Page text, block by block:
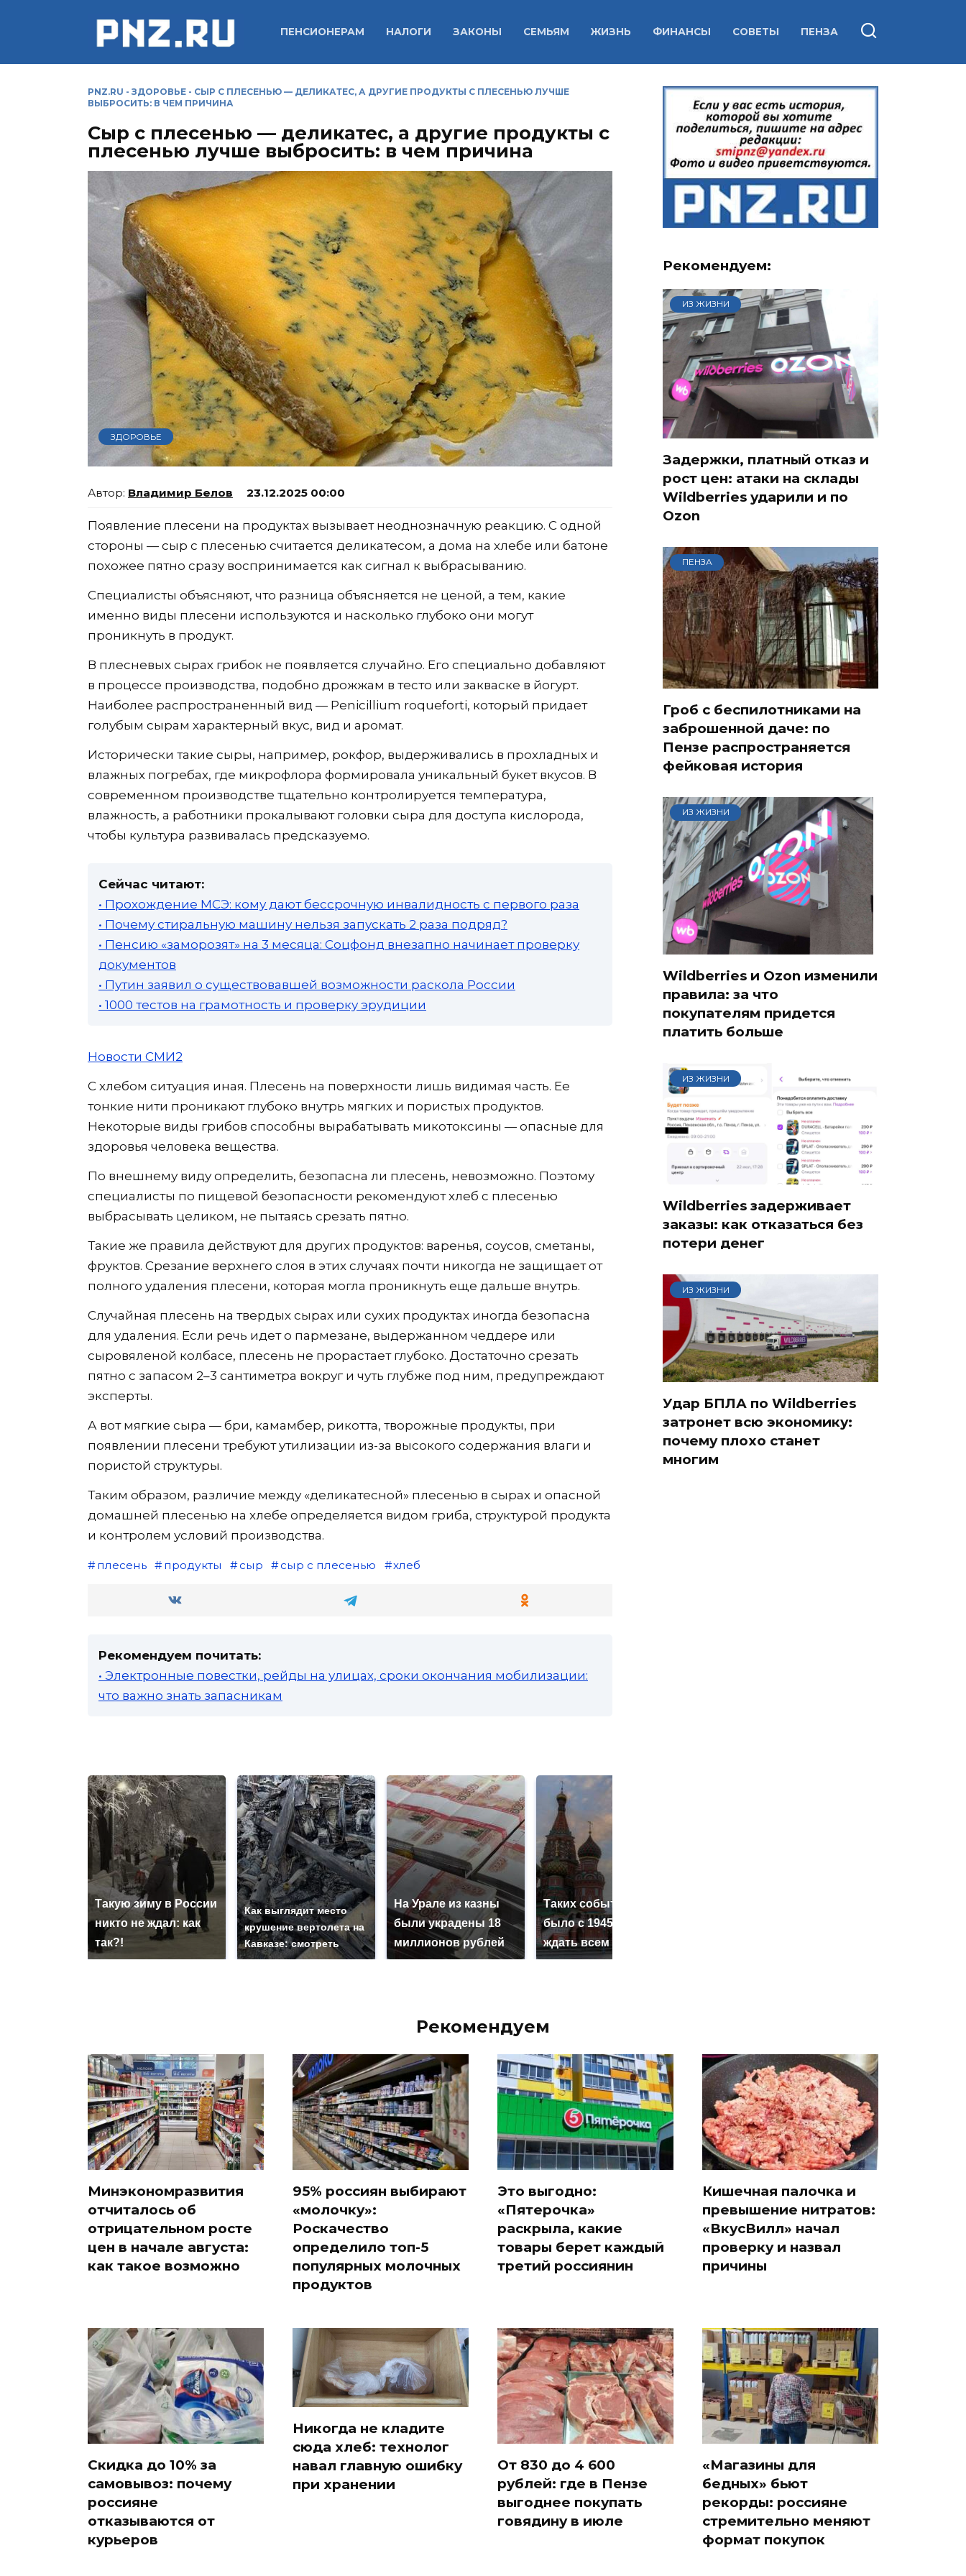
ПЕНСИОНЕРАМ НАЛОГИ ЗАКОНЫ СЕМЬЯМ ЖИЗНЬ ФИНАНСЫ СОВЕТЫ ПЕНЗА
PNZ.RU - ЗДОРОВЬЕ - СЫР С ПЛЕСЕНЬЮ — ДЕЛИКАТЕС, А ДРУГИЕ ПРОДУКТЫ С ПЛЕСЕНЬЮ ЛУЧШЕ
ВЫБРОСИТЬ: В ЧЕМ ПРИЧИНА
Сыр с плесенью — деликатес, а другие продукты с
плесенью лучше выбросить: в чем причина
ЗДОРОВЬЕ
Владимир Белов 23.12.2025 00:00
Появление плесени на продуктах вызывает неоднозначную реакцию. С одной
стороны — сыр с плесенью считается деликатесом, а дома на хлебе или батоне
похожее пятно сразу воспринимается как сигнал к выбрасыванию.
Специалисты объясняют, что разница объясняется не ценой, а тем, какие
именно виды плесени используются и насколько глубоко они могут
проникнуть в продукт.
В плесневых сырах грибок не появляется случайно. Его специально добавляют
в процессе производства, подобно дрожжам в тесто или закваске в йогурт.
Наиболее распространенный вид — Penicillium roqueforti, который придает
голубым сырам характерный вкус, вид и аромат.
Исторически такие сыры, например, рокфор, выдерживались в прохладных и
влажных погребах, где микрофлора формировала уникальный букет вкусов. В
современном производстве тщательно контролируется температура,
влажность, а работники прокалывают головки сыра для доступа кислорода,
чтобы культура развивалась предсказуемо.
Сейчас читают:
• Прохождение МСЭ: кому дают бессрочную инвалидность с первого раза
• Почему стиральную машину нельзя запускать 2 раза подряд?
• Пенсию «заморозят» на 3 месяца: Соцфонд внезапно начинает проверку
документов
• Путин заявил о существовавшей возможности раскола России
• 1000 тестов на грамотность и проверку эрудиции
Новости СМИ2
С хлебом ситуация иная. Плесень на поверхности лишь видимая часть. Ее
тонкие нити проникают глубоко внутрь мягких и пористых продуктов.
Некоторые виды грибов способны вырабатывать микотоксины — опасные для
здоровья человека вещества.
По внешнему виду определить, безопасна ли плесень, невозможно. Поэтому
специалисты по пищевой безопасности рекомендуют хлеб с плесенью
выбрасывать целиком, не пытаясь срезать пятно.
Такие же правила действуют для других продуктов: варенья, соусов, сметаны,
фруктов. Срезание верхнего слоя в этих случаях почти никогда не защищает от
полного удаления плесени, которая могла проникнуть еще дальше внутрь.
Случайная плесень на твердых сырах или сухих продуктах иногда безопасна
для удаления. Если речь идет о пармезане, выдержанном чеддере или
сыровяленой колбасе, плесень не прорастает глубоко. Достаточно срезать
пятно с запасом 2–3 сантиметра вокруг и чуть глубже под ним, предупреждают
эксперты.
А вот мягкие сыра — бри, камамбер, рикотта, творожные продукты, при
появлении плесени требуют утилизации из-за высокого содержания влаги и
пористой структуры.
Таким образом, различие между «деликатесной» плесенью в сырах и опасной
домашней плесенью на хлебе определяется видом гриба, структурой продукта
и контролем условий производства.
плесень продукты сыр сыр с плесенью хлеб
Рекомендуем почитать:
• Электронные повестки, рейды на улицах, сроки окончания мобилизации:
что важно знать запасникам
Такую зиму в России
никто не ждал: как
так?!
Как выглядит место
крушение вертолета на
Кавказе: смотреть
На Урале из казны
были украдены 18
миллионов рублей
Таких событий не
было с 1945: чего
ждать всем нам?
Рекомендуем:
ИЗ ЖИЗНИ
Задержки, платный отказ и
рост цен: атаки на склады
Wildberries ударили и по
Ozon
ПЕНЗА
Гроб с беспилотниками на
заброшенной даче: по
Пензе распространяется
фейковая история
ИЗ ЖИЗНИ
Wildberries и Ozon изменили
правила: за что
покупателям придется
платить больше
ИЗ ЖИЗНИ
Wildberries задерживает
заказы: как отказаться без
потери денег
ИЗ ЖИЗНИ
Удар БПЛА по Wildberries
затронет всю экономику:
почему плохо станет
многим
Рекомендуем
Минэкономразвития
отчиталось об
отрицательном росте
цен в начале августа:
как такое возможно
95% россиян выбирают
«молочку»:
Роскачество
определило топ-5
популярных молочных
продуктов
Это выгодно:
«Пятерочка»
раскрыла, какие
товары берет каждый
третий россиянин
Кишечная палочка и
превышение нитратов:
«ВкусВилл» начал
проверку и назвал
причины
Скидка до 10% за
самовывоз: почему
россияне
отказываются от
курьеров
Никогда не кладите
сюда хлеб: технолог
навал главную ошибку
при хранении
От 830 до 4 600
рублей: где в Пензе
выгоднее покупать
говядину в июле
«Магазины для
бедных» бьют
рекорды: россияне
стремительно меняют
формат покупок